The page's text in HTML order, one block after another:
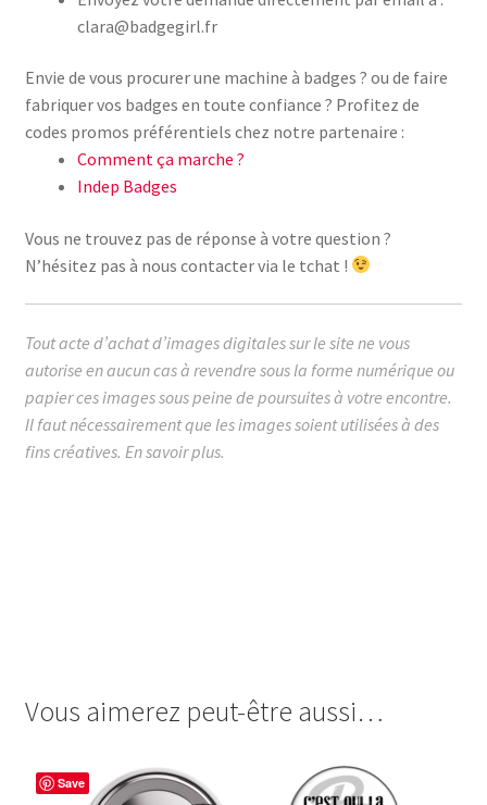
clara@badgegirl.fr
Envie de vous procurer une machine à badges ? ou de faire
fabriquer vos badges en toute confiance ? Profitez de
codes promos préférentiels chez notre partenaire :
Comment ça marche ?
Indep Badges
Vous ne trouvez pas de réponse à votre question ?
N’hésitez pas à nous contacter via le tchat !
Tout acte d’achat d’images digitales sur le site ne vous
autorise en aucun cas à revendre sous la forme numérique ou
papier ces images sous peine de poursuites à votre encontre.
Il faut nécessairement que les images soient utilisées à des
fins créatives. En savoir plus.
Vous aimerez peut-être aussi…
Save